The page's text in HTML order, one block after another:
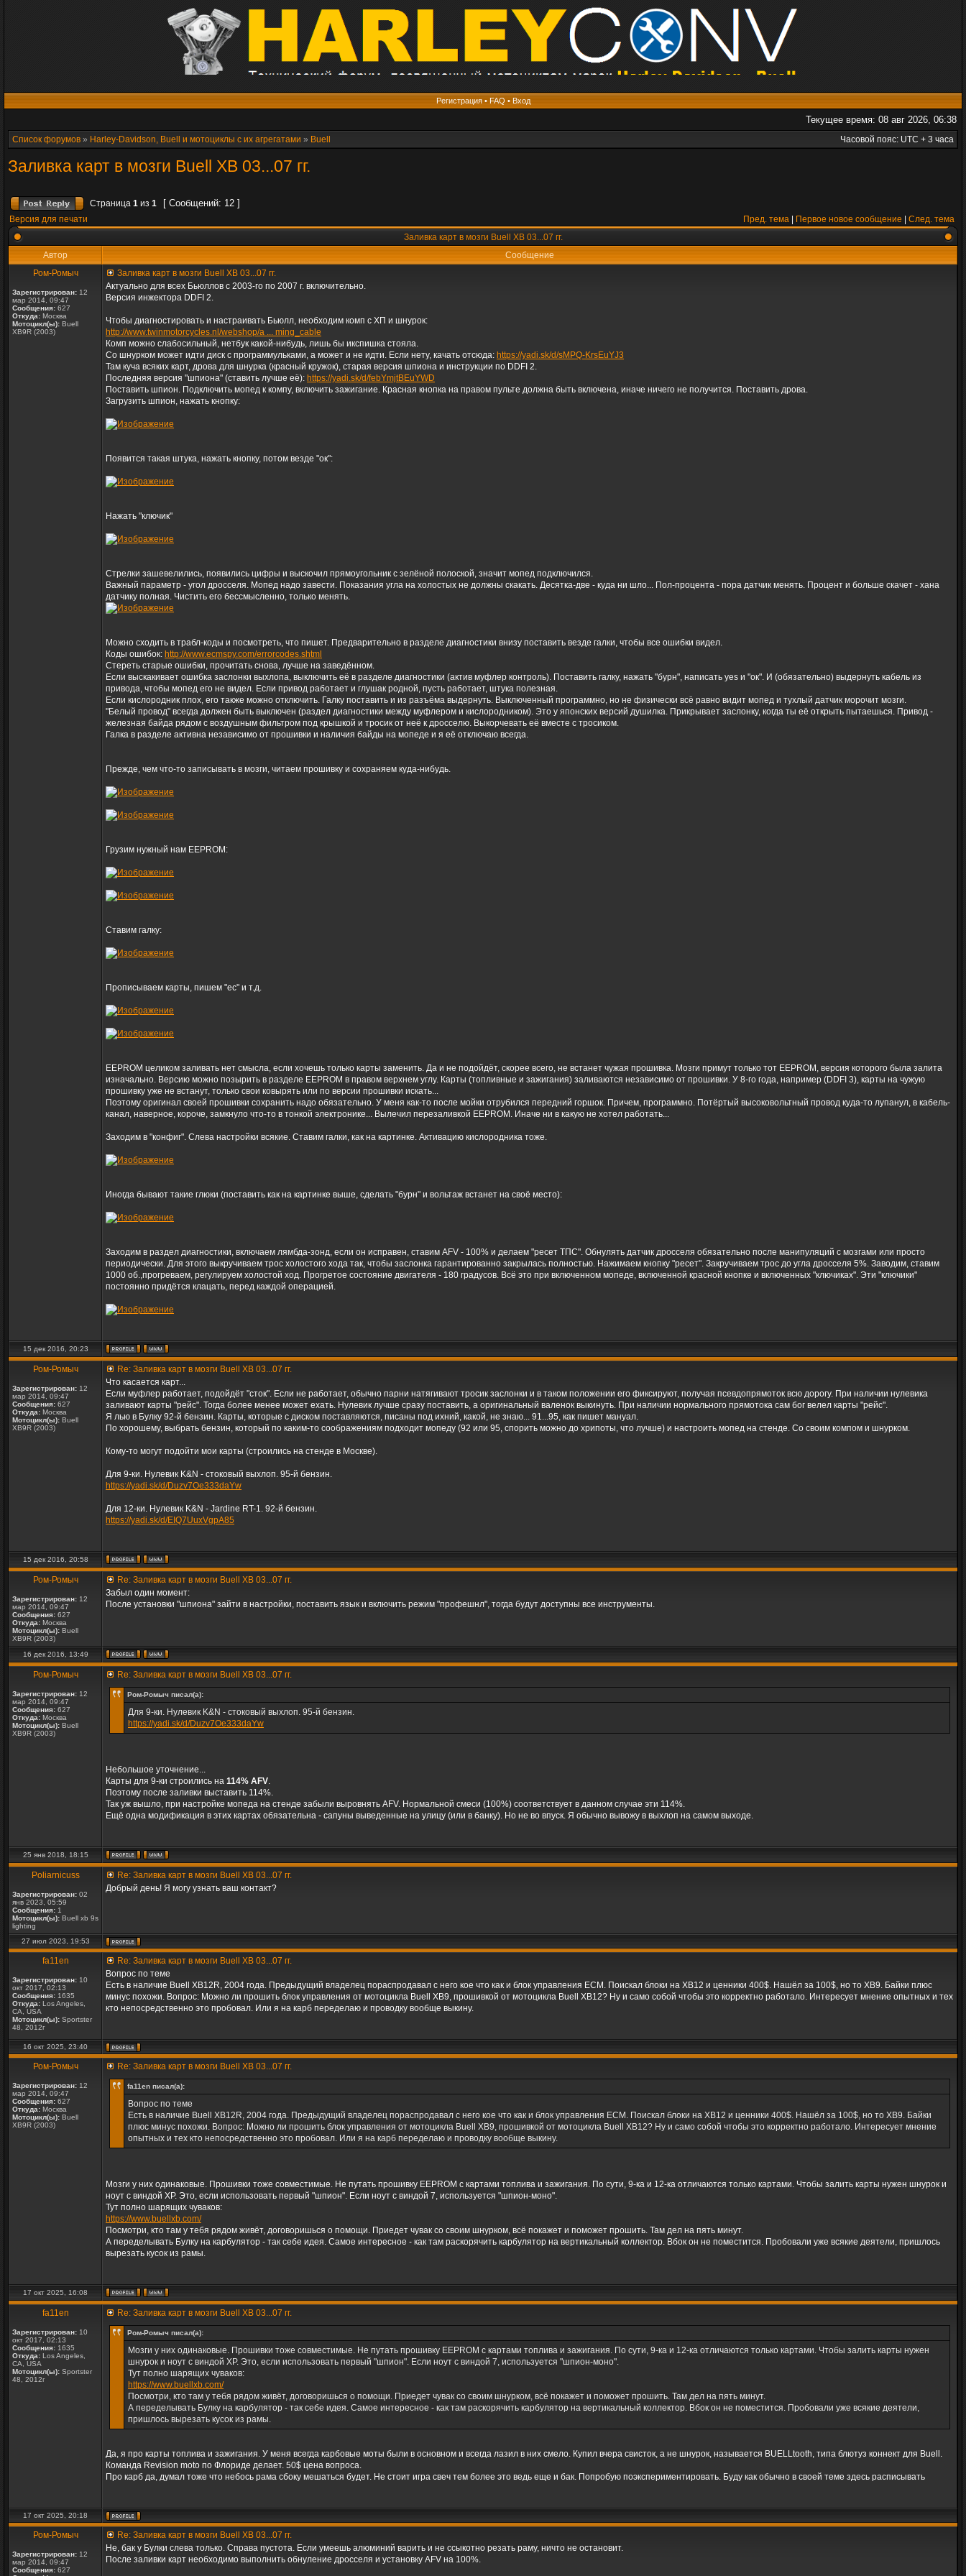
Регистрация• FAQ • Вход
Текущее время: 08 авг 2026, 06:38
Список форумов » Harley-Davidson, Buell и мотоциклы с их агрегатами » Buell Часовой пояс: UTC + 3 часа
Заливка карт в мозги Buell XB 03...07 гг.
Страница 1 из 1 [ Сообщений: 12 ]
Версия для печати Пред. тема Первое новое сообщение
След. тема
Заливка карт в мозги Buell XB 03...07 гг.
Автор
Сообщение
Ром-Ромыч
Зарегистрирован: 12
мар 2014, 09:47
Сообщения: 627
Откуда: Москва
Мотоцикл(ы): Buell
XB9R (2003)
Заливка карт в мозги Buell XB 03...07 гг.
Актуально для всех Бьюллов с 2003-го по 2007 г. включительно.
Версия инжектора DDFI 2.
Чтобы диагностировать и настраивать Бьюлл, необходим комп с ХП и шнурок:
http://www.twinmotorcycles.nl/webshop/a ... ming_cable
Комп можно слабосильный, нетбук какой-нибудь, лишь бы икспишка стояла.
Со шнурком может идти диск с программульками, а может и не идти. Если нету, качать отсюда: https://yadi.sk/d/sMPQ-KrsEuYJ3
Там куча всяких карт, дрова для шнурка (красный кружок), старая версия шпиона и инструкции по DDFI 2.
Последняя версия "шпиона" (ставить лучше её): https://yadi.sk/d/febYmjtBEuYWD
Поставить шпион. Подключить мопед к компу, включить зажигание. Красная кнопка на правом пульте должна быть включена, иначе ничего не получится. Поставить дрова.
Загрузить шпион, нажать кнопку:
Появится такая штука, нажать кнопку, потом везде "ок":
Нажать "ключик"
Стрелки зашевелились, появились цифры и выскочил прямоугольник с зелёной полоской, значит мопед подключился.
Важный параметр - угол дросселя. Мопед надо завести. Показания угла на холостых не должны скакать. Десятка-две - куда ни шло... Пол-процента - пора датчик менять. Процент и больше скачет - хана
датчику полная. Чистить его бессмысленно, только менять.
Можно сходить в трабл-коды и посмотреть, что пишет. Предварительно в разделе диагностики внизу поставить везде галки, чтобы все ошибки видел.
Коды ошибок: http://www.ecmspy.com/errorcodes.shtml
Стереть старые ошибки, прочитать снова, лучше на заведённом.
Если выскакивает ошибка заслонки выхлопа, выключить её в разделе диагностики (актив муфлер контроль). Поставить галку, нажать "бурн", написать yes и "ок". И (обязательно) выдернуть кабель из
привода, чтобы мопед его не видел. Если привод работает и глушак родной, пусть работает, штука полезная.
Если кислородник плох, его также можно отключить. Галку поставить и из разъёма выдернуть. Выключенный программно, но не физически всё равно видит мопед и тухлый датчик морочит мозги.
"Белый провод" всегда должен быть выключен (раздел диагностики между муфлером и кислородником). Это у японских версий душилка. Прикрывает заслонку, когда ты её открыть пытаешься. Привод -
железная байда рядом с воздушным фильтром под крышкой и тросик от неё к дросселю. Выкорчевать её вместе с тросиком.
Галка в разделе активна независимо от прошивки и наличия байды на мопеде и я её отключаю всегда.
Прежде, чем что-то записывать в мозги, читаем прошивку и сохраняем куда-нибудь.
Грузим нужный нам EEPROM:
Ставим галку:
Прописываем карты, пишем "ес" и т.д.
EEPROM целиком заливать нет смысла, если хочешь только карты заменить. Да и не подойдёт, скорее всего, не встанет чужая прошивка. Мозги примут только тот EEPROM, версия которого была залита
изначально. Версию можно позырить в разделе EEPROM в правом верхнем углу. Карты (топливные и зажигания) заливаются независимо от прошивки. У 8-го года, например (DDFI 3), карты на чужую
прошивку уже не встанут, только свои ковырять или по версии прошивки искать...
Поэтому оригинал своей прошивки сохранить надо обязательно. У меня как-то после мойки отрубился передний горшок. Причем, программно. Потёртый высоковольтный провод куда-то лупанул, в кабель-
канал, наверное, короче, замкнуло что-то в тонкой электронике... Вылечил перезаливкой EEPROM. Иначе ни в какую не хотел работать...
Заходим в "конфиг". Слева настройки всякие. Ставим галки, как на картинке. Активацию кислородника тоже.
Иногда бывают такие глюки (поставить как на картинке выше, сделать "бурн" и вольтаж встанет на своё место):
Заходим в раздел диагностики, включаем лямбда-зонд, если он исправен, ставим AFV - 100% и делаем "ресет ТПС". Обнулять датчик дросселя обязательно после манипуляций с мозгами или просто
периодически. Для этого выкручиваем трос холостого хода так, чтобы заслонка гарантированно закрылась полностью. Нажимаем кнопку "ресет". Закручиваем трос до угла дросселя 5%. Заводим, ставим
1000 об.,прогреваем, регулируем холостой ход. Прогретое состояние двигателя - 180 градусов. Всё это при включенном мопеде, включенной красной кнопке и включенных "ключиках". Эти "ключики"
постоянно придётся клацать, перед каждой операцией.
15 дек 2016, 20:23
Ром-Ромыч
Зарегистрирован: 12
мар 2014, 09:47
Сообщения: 627
Откуда: Москва
Мотоцикл(ы): Buell
XB9R (2003)
Re: Заливка карт в мозги Buell XB 03...07 гг.
Что касается карт...
Если муфлер работает, подойдёт "сток". Если не работает, обычно парни натягивают тросик заслонки и в таком положении его фиксируют, получая псевдопрямоток всю дорогу. При наличии нулевика
заливают карты "рейс". Тогда более менее может ехать. Нулевик лучше сразу поставить, а оригинальный валенок выкинуть. При наличии нормального прямотока сам бог велел карты "рейс".
Я лью в Булку 92-й бензин. Карты, которые с диском поставляются, писаны под ихний, какой, не знаю... 91...95, как пишет мануал.
По хорошему, выбрать бензин, который по каким-то соображениям подходит мопеду (92 или 95, спорить можно до хрипоты, что лучше) и настроить мопед на стенде. Со своим компом и шнурком.
Кому-то могут подойти мои карты (строились на стенде в Москве).
Для 9-ки. Нулевик K&N - стоковый выхлоп. 95-й бензин.
https://yadi.sk/d/Duzv7Oe333daYw
Для 12-ки. Нулевик K&N - Jardine RT-1. 92-й бензин.
https://yadi.sk/d/EIQ7UuxVgpA85
15 дек 2016, 20:58
Ром-Ромыч
Зарегистрирован: 12
мар 2014, 09:47
Сообщения: 627
Откуда: Москва
Мотоцикл(ы): Buell
XB9R (2003)
Re: Заливка карт в мозги Buell XB 03...07 гг.
Забыл один момент:
После установки "шпиона" зайти в настройки, поставить язык и включить режим "профешнл", тогда будут доступны все инструменты.
16 дек 2016, 13:49
Ром-Ромыч
Зарегистрирован: 12
мар 2014, 09:47
Сообщения: 627
Откуда: Москва
Мотоцикл(ы): Buell
XB9R (2003)
Re: Заливка карт в мозги Buell XB 03...07 гг.
Ром-Ромыч писал(а):
Для 9-ки. Нулевик K&N - стоковый выхлоп. 95-й бензин.
https://yadi.sk/d/Duzv7Oe333daYw
Небольшое уточнение...
Карты для 9-ки строились на 114% AFV.
Поэтому после заливки выставить 114%.
Так уж вышло, при настройке мопеда на стенде забыли выровнять AFV. Нормальной смеси (100%) соответствует в данном случае эти 114%.
Ещё одна модификация в этих картах обязательна - сапуны выведенные на улицу (или в банку). Но не во впуск. Я обычно вывожу в выхлоп на самом выходе.
25 янв 2018, 18:15
Poliarnicuss
Зарегистрирован: 02
янв 2023, 05:59
Сообщения: 1
Мотоцикл(ы): Buell xb 9s
lighting
Re: Заливка карт в мозги Buell XB 03...07 гг.
Добрый день! Я могу узнать ваш контакт?
27 июл 2023, 19:53
fa11en
Зарегистрирован: 10
окт 2017, 02:13
Сообщения: 1635
Откуда: Los Angeles,
CA, USA
Мотоцикл(ы): Sportster
48, 2012г
Re: Заливка карт в мозги Buell XB 03...07 гг.
Вопрос по теме
Есть в наличие Buell XB12R, 2004 года. Предыдущий владелец пораспродавал с него кое что как и блок управления ECM. Поискал блоки на XB12 и ценники 400$. Нашёл за 100$, но то XB9. Байки плюс
минус похожи. Вопрос: Можно ли прошить блок управления от мотоцикла Buell XB9, прошивкой от мотоцикла Buell XB12? Ну и само собой чтобы это корректно работало. Интересует мнение опытных и тех
кто непосредственно это пробовал. Или я на карб переделаю и проводку вообще выкину.
16 окт 2025, 23:40
Ром-Ромыч
Зарегистрирован: 12
мар 2014, 09:47
Сообщения: 627
Откуда: Москва
Мотоцикл(ы): Buell
XB9R (2003)
Re: Заливка карт в мозги Buell XB 03...07 гг.
fa11en писал(а):
Вопрос по теме
Есть в наличие Buell XB12R, 2004 года. Предыдущий владелец пораспродавал с него кое что как и блок управления ECM. Поискал блоки на XB12 и ценники 400$. Нашёл за 100$, но то XB9. Байки
плюс минус похожи. Вопрос: Можно ли прошить блок управления от мотоцикла Buell XB9, прошивкой от мотоцикла Buell XB12? Ну и само собой чтобы это корректно работало. Интересует мнение
опытных и тех кто непосредственно это пробовал. Или я на карб переделаю и проводку вообще выкину.
Мозги у них одинаковые. Прошивки тоже совместимые. Не путать прошивку EEPROM с картами топлива и зажигания. По сути, 9-ка и 12-ка отличаются только картами. Чтобы залить карты нужен шнурок и
ноут с виндой ХР. Это, если использовать первый "шпион". Если ноут с виндой 7, используется "шпион-моно".
Тут полно шарящих чуваков:
https://www.buellxb.com/
Посмотри, кто там у тебя рядом живёт, договоришься о помощи. Приедет чувак со своим шнурком, всё покажет и поможет прошить. Там дел на пять минут.
А переделывать Булку на карбулятор - так себе идея. Самое интересное - как там раскорячить карбулятор на вертикальный коллектор. Вбок он не поместится. Пробовали уже всякие деятели, пришлось
вырезать кусок из рамы.
17 окт 2025, 16:08
fa11en
Зарегистрирован: 10
окт 2017, 02:13
Сообщения: 1635
Откуда: Los Angeles,
CA, USA
Мотоцикл(ы): Sportster
48, 2012г
Re: Заливка карт в мозги Buell XB 03...07 гг.
Ром-Ромыч писал(а):
Мозги у них одинаковые. Прошивки тоже совместимые. Не путать прошивку EEPROM с картами топлива и зажигания. По сути, 9-ка и 12-ка отличаются только картами. Чтобы залить карты нужен
шнурок и ноут с виндой ХР. Это, если использовать первый "шпион". Если ноут с виндой 7, используется "шпион-моно".
Тут полно шарящих чуваков:
https://www.buellxb.com/
Посмотри, кто там у тебя рядом живёт, договоришься о помощи. Приедет чувак со своим шнурком, всё покажет и поможет прошить. Там дел на пять минут.
А переделывать Булку на карбулятор - так себе идея. Самое интересное - как там раскорячить карбулятор на вертикальный коллектор. Вбок он не поместится. Пробовали уже всякие деятели,
пришлось вырезать кусок из рамы.
Да, я про карты топлива и зажигания. У меня всегда карбовые моты были в основном и всегда лазил в них смело. Купил вчера свисток, а не шнурок, называется BUELLtooth, типа блютуз коннект для Buell.
Команда Revision moto по Флориде делает. 50$ цена вопроса.
Про карб да, думал тоже что небось рама сбоку мешаться будет. Не стоит игра свеч тем более это ведь еще и бак. Попробую поэкспериментировать. Буду как обычно в своей теме здесь расписывать
17 окт 2025, 20:18
Ром-Ромыч
Зарегистрирован: 12
мар 2014, 09:47
Сообщения: 627
Re: Заливка карт в мозги Buell XB 03...07 гг.
Не, бак у Булки слева только. Справа пустота. Если умеешь алюминий варить и не ссыкотно резать раму, ничто не остановит.
После заливки карт необходимо выполнить обнуление дросселя и установку AFV на 100%.